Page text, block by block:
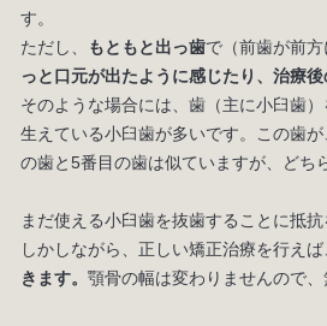
す。
ただし、
もともと出っ歯で（前歯が前
っと口元が出たように感じたり、治療
そのような場合には、歯（主に小臼歯
生えている小臼歯が多いです。この歯
の歯と5番目の歯は似ていますが、どち
まだ使える小臼歯を抜歯することに抵
しかしながら、正しい矯正治療を行えば
きます。 顎骨の幅は変わりませんので